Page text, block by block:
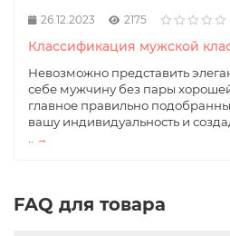
26.12.2023 2175
Классификация мужской
Невозможно представить
себе мужчину без пары
главное правильно
вашу индивидуальность и
.. →
FAQ для товара